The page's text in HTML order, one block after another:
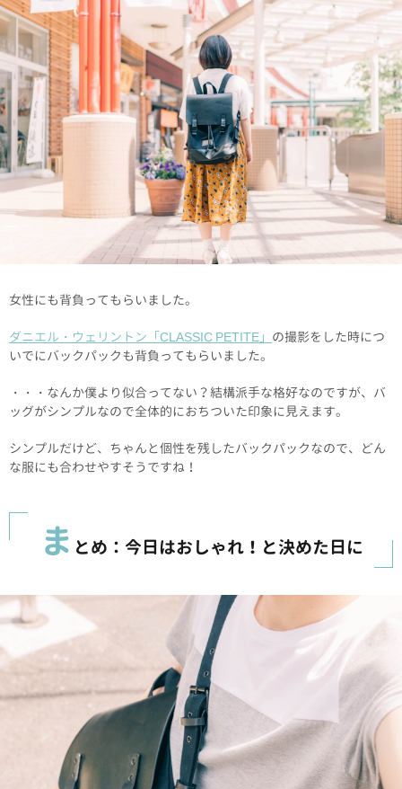
女性にも背負ってもらいました。
ダニエル・ウェリントン「CLASSIC PETITE」 の撮影をした時につ
いでにバックパックも背負ってもらいました。
・・・なんか僕より似合ってない？結構派手な格好なのですが、バ
ッグがシンプルなので全体的におちついた印象に見えます。
シンプルだけど、ちゃんと個性を残したバックパックなので、どん
な服にも合わせやすそうですね！
ま とめ：今日はおしゃれ！と決めた日に